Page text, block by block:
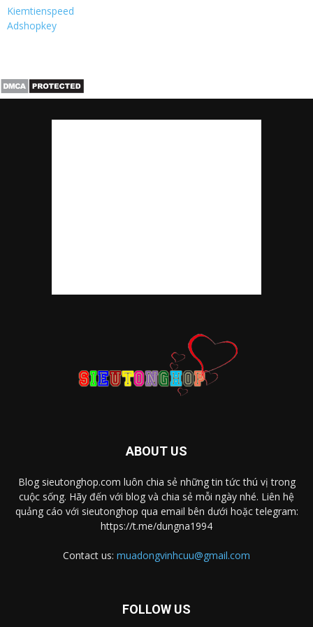
Kiemtienspeed
Adshopkey
ABOUT US
Blog sieutonghop.com luôn chia sẻ những tin tức thú vị trong
cuộc sống. Hãy đến với blog và chia sẻ mỗi ngày nhé. Liên hệ
quảng cáo với sieutonghop qua email bên dưới hoặc telegram:
https://t.me/dungna1994
Contact us: muadongvinhcuu@gmail.com
FOLLOW US